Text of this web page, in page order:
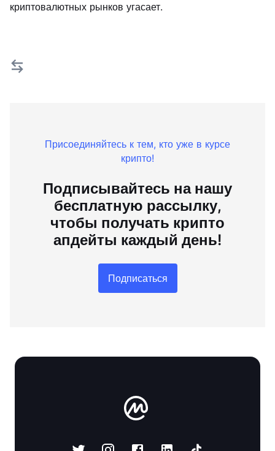
криптовалютных рынков угасает.
Присоединяйтесь к тем, кто уже в курсе
крипто!
Подписывайтесь на нашу
бесплатную рассылку,
чтобы получать крипто
апдейты каждый день!
Подписаться